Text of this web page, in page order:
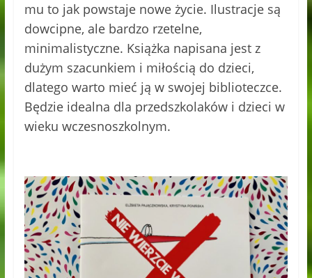
mu to jak powstaje nowe życie. Ilustracje są
dowcipne, ale bardzo rzetelne,
minimalistyczne. Książka napisana jest z
dużym szacunkiem i miłością do dzieci,
dlatego warto mieć ją w swojej biblioteczce.
Będzie idealna dla przedszkolaków i dzieci w
wieku wczesnoszkolnym.